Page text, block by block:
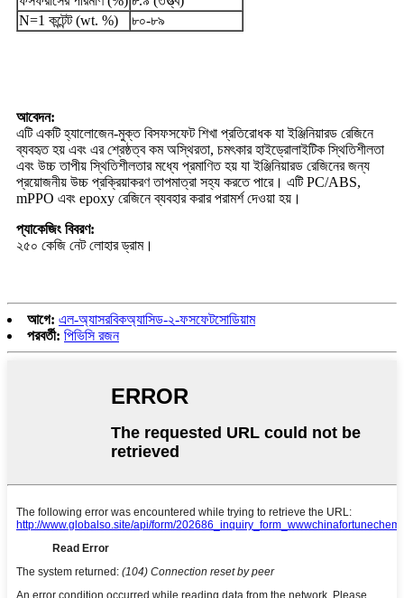
N=1 কন্টেন্ট (wt. %)
৮০-৮৯
আবেদন:
এটি একটি হ্যালোজেন-মুক্ত বিসফসফেট শিখা প্রতিরোধক যা ইঞ্জিনিয়ারড রেজিনে
ব্যবহৃত হয় এবং এর শ্রেষ্ঠত্ব কম অস্থিরতা, চমৎকার হাইড্রোলাইটিক স্থিতিশীলতা
এবং উচ্চ তাপীয় স্থিতিশীলতার মধ্যে প্রমাণিত হয় যা ইঞ্জিনিয়ারড রেজিনের জন্য
প্রয়োজনীয় উচ্চ প্রক্রিয়াকরণ তাপমাত্রা সহ্য করতে পারে। এটি PC/ABS,
mPPO এবং epoxy রেজিনে ব্যবহার করার পরামর্শ দেওয়া হয়।
প্যাকেজিং বিবরণ:
২৫০ কেজি নেট লোহার ড্রাম।
আগে: এল-অ্যাসরবিকঅ্যাসিড-২-ফসফেটসোডিয়াম
পরবর্তী: পিভিসি রজন